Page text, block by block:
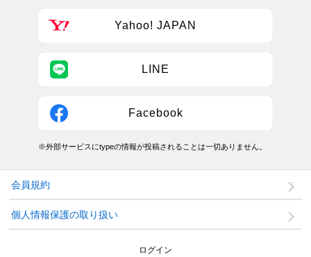
Yahoo! JAPAN
LINE
Facebook
※外部サービスにtypeの情報が投稿されることは一切ありません。
会員規約
個人情報保護の取り扱い
ログイン